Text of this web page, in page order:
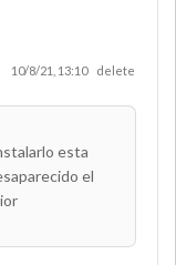
10/8/21, 13:10 delete
esta
el